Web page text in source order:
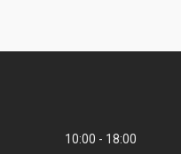
10:00
18:00